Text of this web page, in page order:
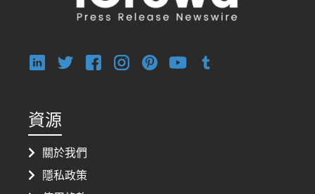
資源
關於我們
隱私政策